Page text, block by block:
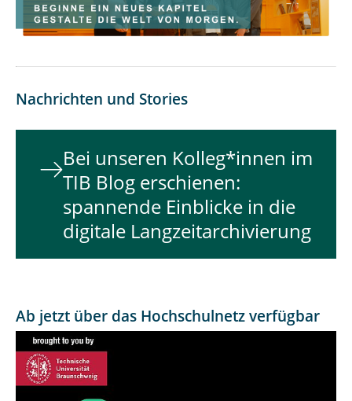
Nachrichten und Stories
Bei unseren Kolleg*innen im
TIB Blog erschienen:
spannende Einblicke in die
digitale Langzeitarchivierung
Ab jetzt über das Hochschulnetz verfügbar